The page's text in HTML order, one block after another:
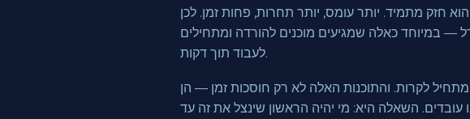
חזק מתמיד. יותר עומס, יותר תחרות, פחות זמן. לכן
— במיוחד כאלה שמגיעים מוכנים להורדה ומתחילים
לעבוד תוך דקות.
לקרות. והתוכנות האלה לא רק חוסכות זמן — הן
השאלה היא: מי יהיה הראשון שינצל את זה עד